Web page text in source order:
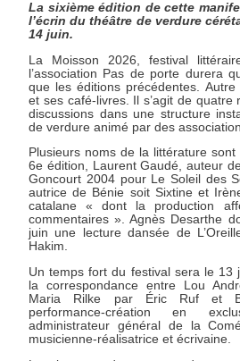
La sixième édition de cette
l’écrin du théâtre de verdure
14 juin.
La Moisson 2026, festival
l’association Pas de porte durera
que les éditions précédentes.
et ses café-livres. Il s’agit de quatre
discussions dans une structure
de verdure animé par des
Plusieurs noms de la littérature
6e édition, Laurent Gaudé, auteur
Goncourt 2004 pour Le Soleil des
autrice de Bénie soit Sixtine et
catalane « dont la production
commentaires ». Agnès Desarthe
juin une lecture dansée de
Hakim.
Un temps fort du festival sera le 13
la correspondance entre Lou
Maria Rilke par Éric Ruf et
performance-création en
administrateur général de la
musicienne-réalisatrice et écrivaine.